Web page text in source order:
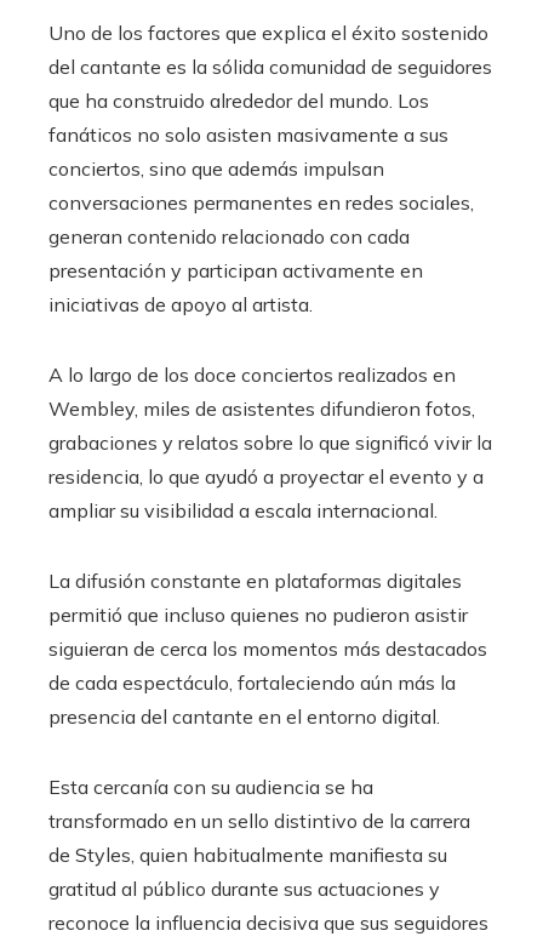
Uno de los factores que explica el éxito sostenido
del cantante es la sólida comunidad de seguidores
que ha construido alrededor del mundo. Los
fanáticos no solo asisten masivamente a sus
conciertos, sino que además impulsan
conversaciones permanentes en redes sociales,
generan contenido relacionado con cada
presentación y participan activamente en
iniciativas de apoyo al artista.
A lo largo de los doce conciertos realizados en
Wembley, miles de asistentes difundieron fotos,
grabaciones y relatos sobre lo que significó vivir la
residencia, lo que ayudó a proyectar el evento y a
ampliar su visibilidad a escala internacional.
La difusión constante en plataformas digitales
permitió que incluso quienes no pudieron asistir
siguieran de cerca los momentos más destacados
de cada espectáculo, fortaleciendo aún más la
presencia del cantante en el entorno digital.
Esta cercanía con su audiencia se ha
transformado en un sello distintivo de la carrera
de Styles, quien habitualmente manifiesta su
gratitud al público durante sus actuaciones y
reconoce la influencia decisiva que sus seguidores